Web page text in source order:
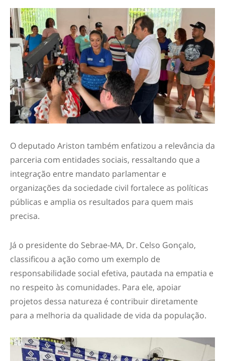
O deputado Ariston também enfatizou a relevância da
parceria com entidades sociais, ressaltando que a
integração entre mandato parlamentar e
organizações da sociedade civil fortalece as políticas
públicas e amplia os resultados para quem mais
precisa.
Já o presidente do Sebrae-MA, Dr. Celso Gonçalo,
classificou a ação como um exemplo de
responsabilidade social efetiva, pautada na empatia e
no respeito às comunidades. Para ele, apoiar
projetos dessa natureza é contribuir diretamente
para a melhoria da qualidade de vida da população.